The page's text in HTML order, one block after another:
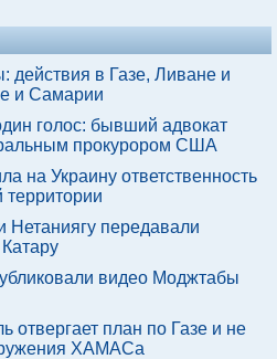
действия в Газе, Ливане и
и Самарии
голос: бывший адвокат
прокурором США
на Украину ответственность
Нетаниягу передавали
видео Моджтабы
отвергает план по Газе и не
ХАМАСа